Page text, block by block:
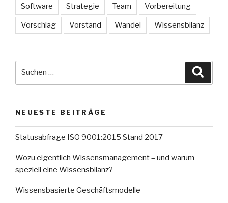
Software Strategie Team Vorbereitung
Vorschlag Vorstand Wandel Wissensbilanz
NEUESTE BEITRÄGE
Statusabfrage ISO 9001:2015 Stand 2017
Wozu eigentlich Wissensmanagement – und warum
speziell eine Wissensbilanz?
Wissensbasierte Geschäftsmodelle